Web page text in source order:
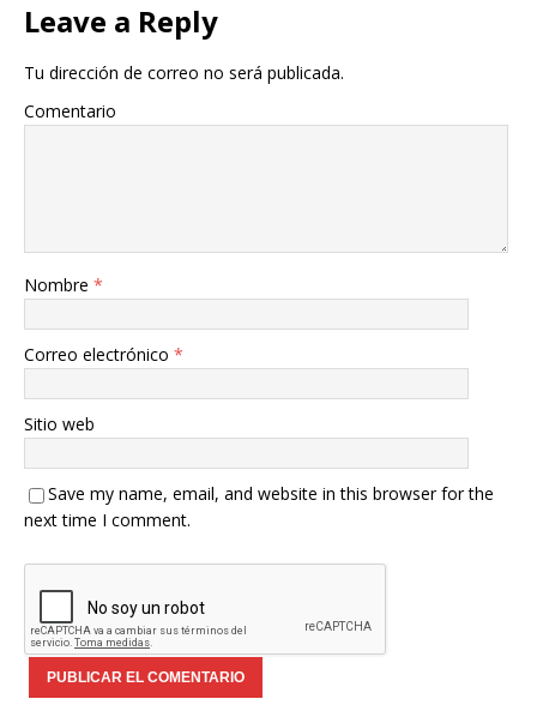
Leave a Reply
Tu dirección de correo no será publicada.
Comentario
Nombre *
Correo electrónico *
Sitio web
Save my name, email, and website in this browser for the
next time I comment.